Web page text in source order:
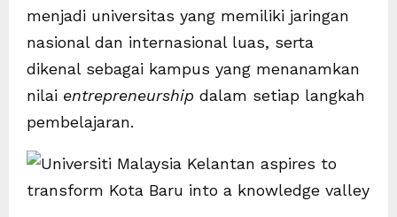
menjadi universitas yang memiliki jaringan
nasional dan internasional luas, serta
dikenal sebagai kampus yang menanamkan
nilai entrepreneurship dalam setiap langkah
pembelajaran.